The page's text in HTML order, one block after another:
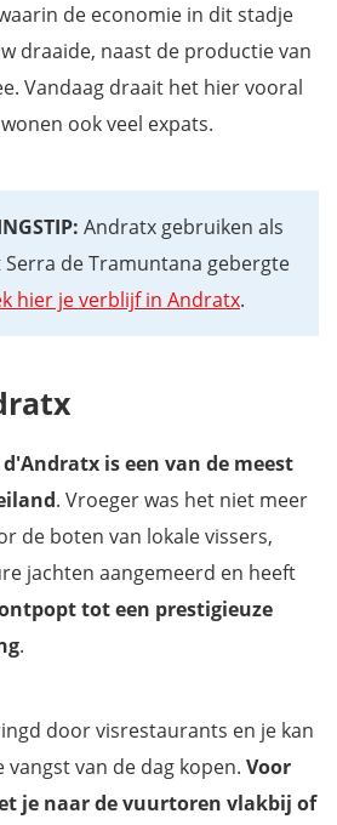
de economie in dit stadje
draaide, naast de productie van
Vandaag draait het hier vooral
ook veel expats.
Andratx gebruiken als
de Tramuntana gebergte
hier je verblijf in Andratx.
is een van de meest
. Vroeger was het niet meer
de boten van lokale vissers,
jachten aangemeerd en heeft
tot een prestigieuze
.
door visrestaurants en je kan
vangst van de dag kopen. Voor
je naar de vuurtoren vlakbij of